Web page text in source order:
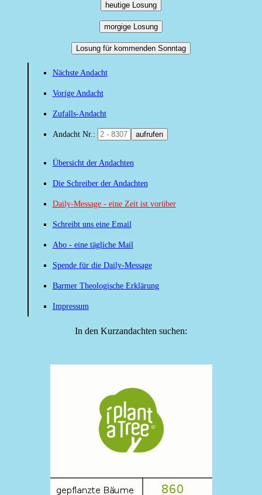
heutige Losung
morgige Losung
Losung für kommenden Sonntag
Nächste Andacht
Vorige Andacht
Zufalls-Andacht
Andacht Nr.: aufrufen
Übersicht der Andachten
Die Schreiber der Andachten
Daily-Message - eine Zeit ist vorüber
Schreibt uns eine Email
Abo - eine tägliche Mail
Spende für die Daily-Message
Barmer Theologische Erklärung
Impressum
In den Kurzandachten suchen: